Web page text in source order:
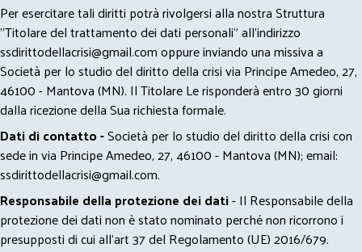
Per esercitare tali diritti potrà rivolgersi alla nostra Struttura
"Titolare del trattamento dei dati personali" all'indirizzo
ssdirittodellacrisi@gmail.comoppure inviando una missiva a
Società per lo studio del diritto della crisi via Principe Amedeo, 27,
46100 - Mantova (MN). Il Titolare Le risponderà entro 30 giorni
dalla ricezione della Sua richiesta formale.
Dati di contatto -Società per lo studio del diritto della crisi con
sede in via Principe Amedeo, 27, 46100 - Mantova (MN); email:
ssdirittodellacrisi@gmail.com.
Responsabile della protezione dei dati- Il Responsabile della
protezione dei dati non è stato nominato perché non ricorrono i
presupposti di cui all’art 37 del Regolamento (UE) 2016/679.